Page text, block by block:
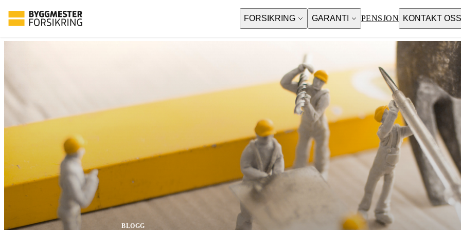
FORSIKRING GARANTI PENSJON KONTAKT OSS
BLOGG